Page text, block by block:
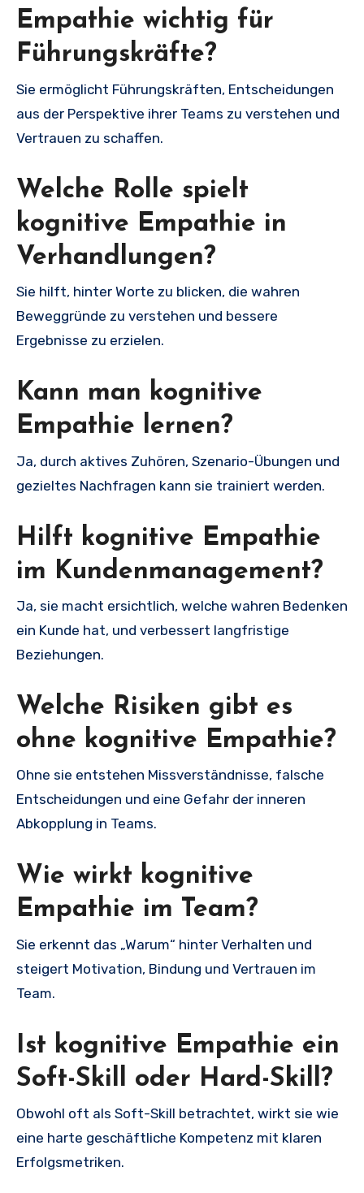
Empathie wichtig für
Führungskräfte?
Sie ermöglicht Führungskräften, Entscheidungen
aus der Perspektive ihrer Teams zu verstehen und
Vertrauen zu schaffen.
Welche Rolle spielt
kognitive Empathie in
Verhandlungen?
Sie hilft, hinter Worte zu blicken, die wahren
Beweggründe zu verstehen und bessere
Ergebnisse zu erzielen.
Kann man kognitive
Empathie lernen?
Ja, durch aktives Zuhören, Szenario-Übungen und
gezieltes Nachfragen kann sie trainiert werden.
Hilft kognitive Empathie
im Kundenmanagement?
Ja, sie macht ersichtlich, welche wahren Bedenken
ein Kunde hat, und verbessert langfristige
Beziehungen.
Welche Risiken gibt es
ohne kognitive Empathie?
Ohne sie entstehen Missverständnisse, falsche
Entscheidungen und eine Gefahr der inneren
Abkopplung in Teams.
Wie wirkt kognitive
Empathie im Team?
Sie erkennt das „Warum“ hinter Verhalten und
steigert Motivation, Bindung und Vertrauen im
Team.
Ist kognitive Empathie ein
Soft-Skill oder Hard-Skill?
Obwohl oft als Soft-Skill betrachtet, wirkt sie wie
eine harte geschäftliche Kompetenz mit klaren
Erfolgsmetriken.